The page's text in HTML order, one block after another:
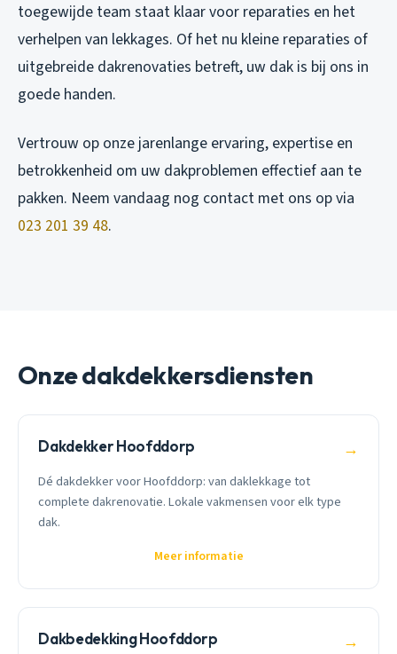
toegewijde team staat klaar voor reparaties en het
verhelpen van lekkages. Of het nu kleine reparaties of
uitgebreide dakrenovaties betreft, uw dak is bij ons in
goede handen.
Vertrouw op onze jarenlange ervaring, expertise en
betrokkenheid om uw dakproblemen effectief aan te
pakken. Neem vandaag nog contact met ons op via
023 201 39 48.
Onze dakdekkersdiensten
Dakdekker Hoofddorp →
Dé dakdekker voor Hoofddorp: van daklekkage tot
complete dakrenovatie. Lokale vakmensen voor elk type
dak.
Meer informatie
Dakbedekking Hoofddorp →